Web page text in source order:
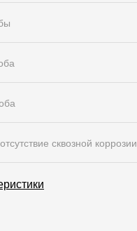
сквозной коррозии